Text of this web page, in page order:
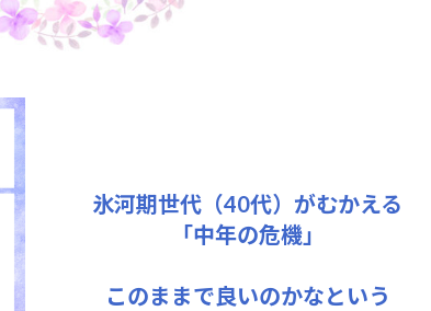
氷河期世代（40代）がむかえる
「中年の危機」
このままで良いのかなという